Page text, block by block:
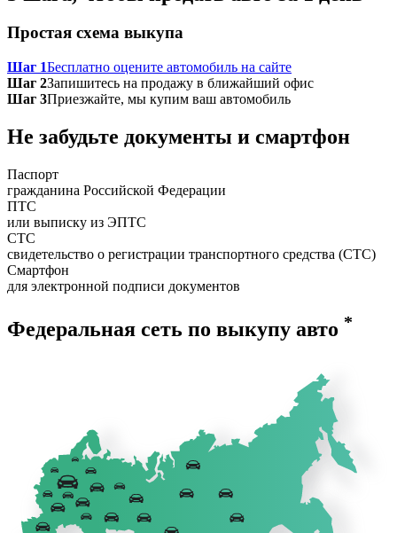
Простая схема выкупа
Шаг 1Бесплатно оцените автомобиль на сайте
Шаг 2Запишитесь на продажу в ближайший офис
Шаг 3Приезжайте, мы купим ваш автомобиль
Не забудьте документы и смартфон
Паспорт
гражданина Российской Федерации
ПТС
или выписку из ЭПТС
СТС
свидетельство о регистрации транспортного средства (СТС)
Смартфон
для электронной подписи документов
Федеральная сеть по выкупу авто *